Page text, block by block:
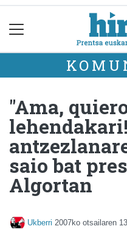
"Ama,
saio bat
Algortan
Ukberri 2007ko otsailaren